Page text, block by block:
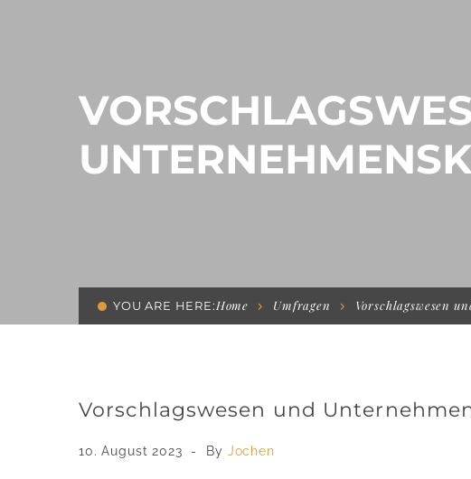
YOU ARE HERE:Home Umfragen Vorschlagswesen
Vorschlagswesen und
10. August 2023 By Jochen